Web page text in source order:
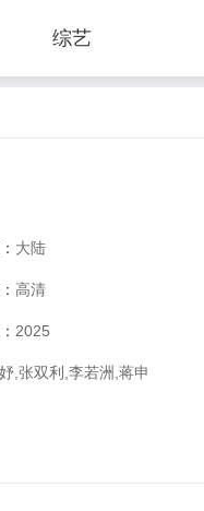
综艺
大陆
高清
2025
,张双利,李若洲,蒋申